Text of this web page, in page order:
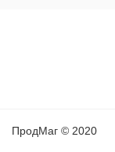
ПродМаг © 2020